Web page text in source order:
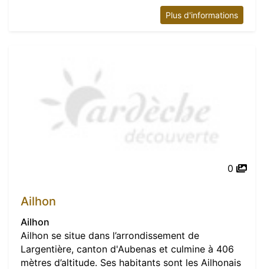
Plus d'informations
0
Ailhon
Ailhon
Ailhon se situe dans l’arrondissement de
Largentière, canton d'Aubenas et culmine à 406
mètres d’altitude. Ses habitants sont les Ailhonais